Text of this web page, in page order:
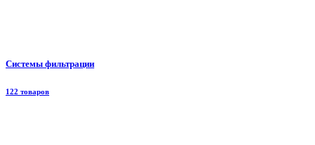
Системы фильтрации
122 товаров